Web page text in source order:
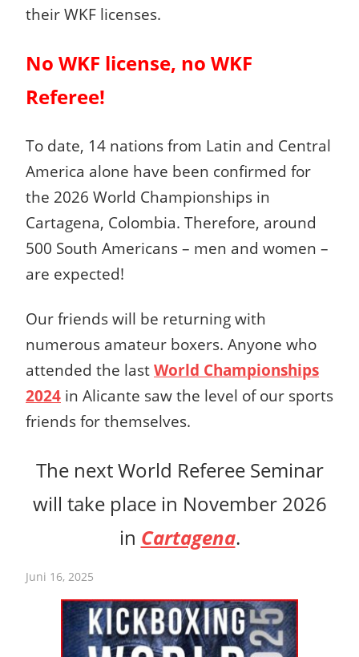
their WKF licenses.
No WKF license, no WKF
Referee!
To date, 14 nations from Latin and Central
America alone have been confirmed for
the 2026 World Championships in
Cartagena, Colombia. Therefore, around
500 South Americans – men and women –
are expected!
Our friends will be returning with
numerous amateur boxers. Anyone who
attended the last World Championships
2024 in Alicante saw the level of our sports
friends for themselves.
The next World Referee Seminar
will take place in November 2026
in Cartagena.
Juni 16, 2025